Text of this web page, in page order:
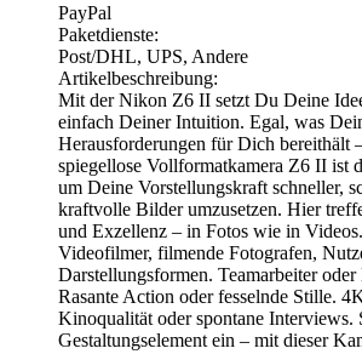
PayPal
Paketdienste:
Post/DHL, UPS, Andere
Artikelbeschreibung:
Mit der Nikon Z6 II setzt Du Deine
einfach Deiner Intuition. Egal, was
Herausforderungen für Dich bereithält
spiegellose Vollformatkamera Z6 II ist
um Deine Vorstellungskraft schneller,
kraftvolle Bilder umzusetzen. Hier
und Exzellenz – in Fotos wie in
Videofilmer, filmende Fotografen,
Darstellungsformen. Teamarbeiter
Rasante Action oder fesselnde Stille.
Kinoqualität oder spontane Interviews.
Gestaltungselement ein – mit dieser